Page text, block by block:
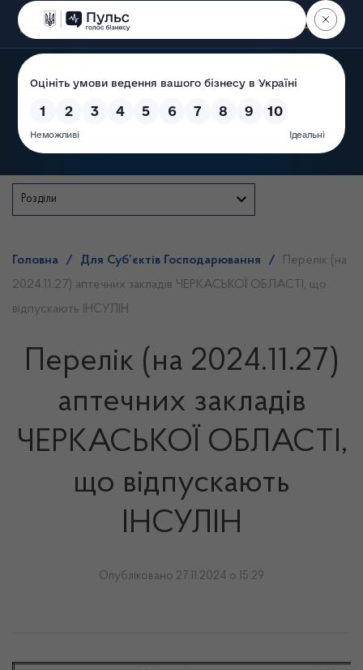
Пошук
Розділи
Головна / Для Суб’єктів Господарювання /
Перелік (на
2024.11.27) аптечних закладів ЧЕРКАСЬКОЇ ОБЛАСТІ, що
відпускають ІНСУЛІН
Перелік (на 2024.11.27)
аптечних закладів
ЧЕРКАСЬКОЇ ОБЛАСТІ,
що відпускають
ІНСУЛІН
Опубліковано 27.11.2024 о 15:29